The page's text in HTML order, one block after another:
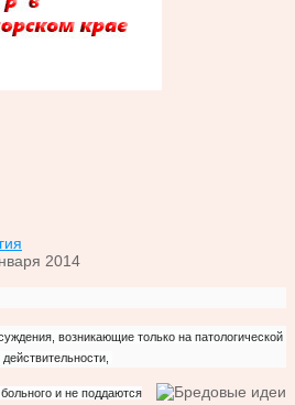
2014
возникающие только на патологической
и не поддаются